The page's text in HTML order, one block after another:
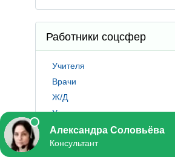
Работники соцсфер
Учителя
Врачи
Ж/Д
Ученые
Молодые
специалисты